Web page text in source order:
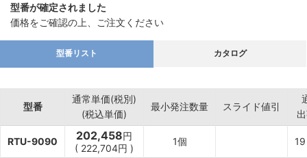
型番が確定されました
価格をご確認の上、ご注文ください
型番リスト カタログ
型番
通常単価(税別)
(税込単価)
最小発注数量 スライド値引
RTU-9090 202,458円
( 222,704円 )
1個 19